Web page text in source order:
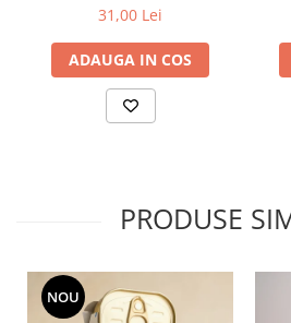
31,00 Lei
ADAUGA IN COS
PRODUSE
NOU